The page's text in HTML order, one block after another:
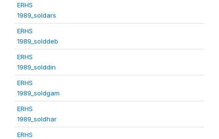
ERHS
1989_soldars
ERHS
1989_solddeb
ERHS
1989_solddin
ERHS
1989_soldgam
ERHS
1989_soldhar
ERHS